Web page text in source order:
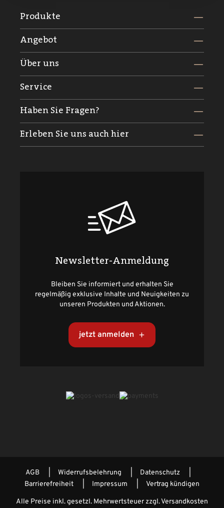
Produkte
Angebot
Über uns
Service
Haben Sie Fragen?
Erleben Sie uns auch hier
Newsletter-Anmeldung
Bleiben Sie informiert und erhalten Sie
regelmäßig exklusive Inhalte und Neuigkeiten zu
unseren Produkten und Aktionen.
jetzt anmelden
AGB Widerrufsbelehrung
Datenschutz
Barrierefreiheit
Impressum Vertrag kündigen
Alle Preise inkl. gesetzl. Mehrwertsteuer zzgl.Versandkosten